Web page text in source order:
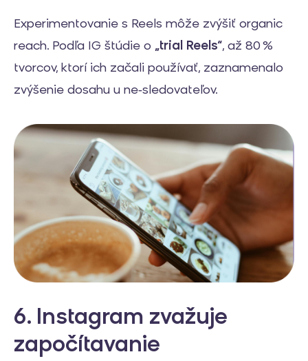
Experimentovanie s Reels môže zvýšiť organic
reach. Podľa IG štúdie o „trial Reels“, až 80 %
tvorcov, ktorí ich začali používať, zaznamenalo
zvýšenie dosahu u ne‑sledovateľov.
6. Instagram zvažuje
započítavanie